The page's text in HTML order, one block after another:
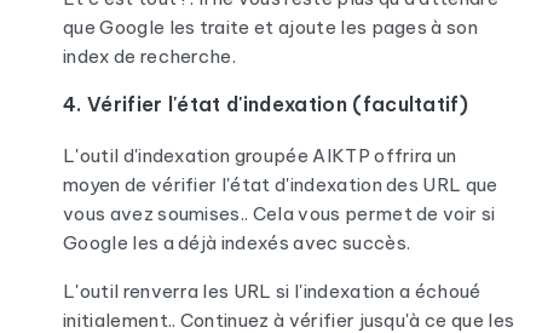
que Google les traite et ajoute les pages à son
index de recherche.
4. Vérifier l'état d'indexation (facultatif)
L'outil d'indexation groupée AIKTP offrira un
moyen de vérifier l'état d'indexation des URL que
vous avez soumises.. Cela vous permet de voir si
Google les a déjà indexés avec succès.
L'outil renverra les URL si l'indexation a échoué
initialement.. Continuez à vérifier jusqu'à ce que les